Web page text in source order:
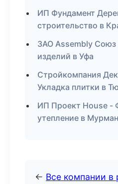
ИП Фундамент
строительство в
ЗАО Assembly Союз
изделий в Уфа
Стройкомпания
Укладка плитки в
ИП Проект House -
утепление в
← Все компании в